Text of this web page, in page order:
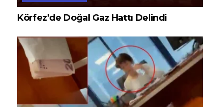
Körfez’de Doğal Gaz Hattı Delindi